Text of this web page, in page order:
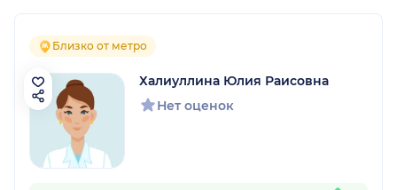
Близко от метро
Халиуллина Юлия Раисовна
Нет оценок